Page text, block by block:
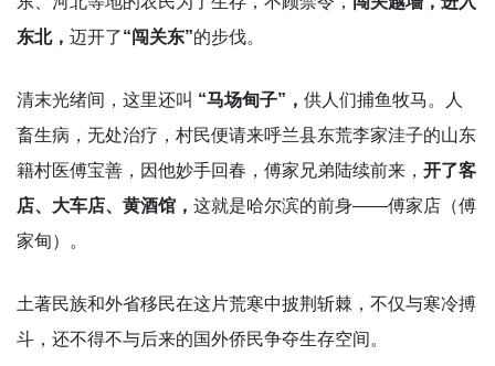
东北， 迈开了“闯关东”的步伐。
清末光绪间，这里还叫 “马场甸子”， 供人们捕鱼牧马。人
畜生病，无处治疗，村民便请来呼兰县东荒李家洼子的山东
籍村医傅宝善，因他妙手回春，傅家兄弟陆续前来， 开了客
店、大车店、黄酒馆， 这就是哈尔滨的前身——傅家店（傅
家甸）。
土著民族和外省移民在这片荒寒中披荆斩棘，不仅与寒冷搏
斗，还不得不与后来的国外侨民争夺生存空间。